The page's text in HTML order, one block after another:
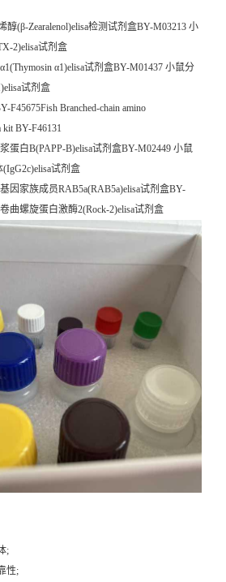
醇(β-Zearalenol)elisa检测试剂盒BY-M03213 小
2)elisa试剂盒
α1)elisa试剂盒BY-M01437 小鼠分
试剂盒
F45675Fish Branched-chain amino
kit BY-F46131
蛋白B(PAPP-B)elisa试剂盒BY-M02449 小鼠
试剂盒
因家族成员RAB5a(RAB5a)elisa试剂盒BY-
曲螺旋蛋白激酶2(Rock-2)elisa试剂盒
;
性;